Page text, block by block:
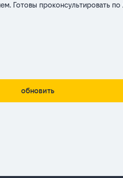
Готовы проконсультировать
обновить